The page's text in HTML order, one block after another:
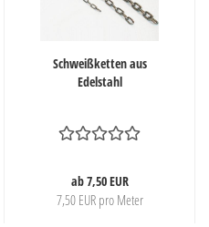
Schweißketten aus
Edelstahl
ab 7,50 EUR
7,50 EUR pro Meter